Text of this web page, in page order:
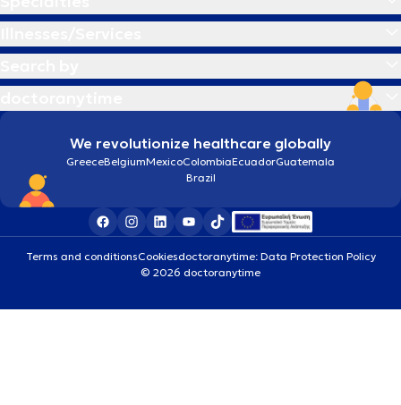
We revolutionize healthcare globally
GreeceBelgiumMexicoColombiaEcuadorGuatemala
Brazil
Terms and conditionsCookiesdoctoranytime: Data Protection Policy
© 2026 doctoranytime